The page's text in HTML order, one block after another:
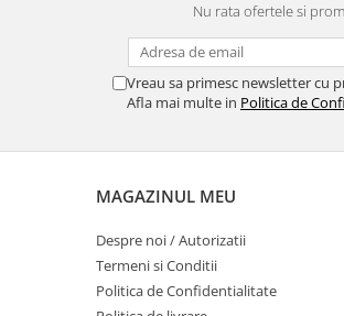
Nu rata ofertele si
Vreau sa primesc newsletter cu
Afla mai multe in Politica de
MAGAZINUL MEU
Despre noi / Autorizatii
Termeni si Conditii
Politica de Confidentialitate